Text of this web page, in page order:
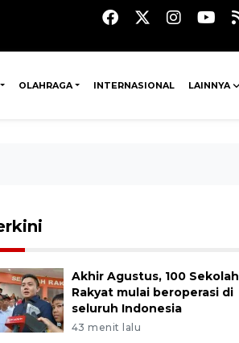
OLAHRAGA INTERNASIONAL LAINNYA
Akhir Agustus, 100 Sekolah
Rakyat mulai beroperasi di
seluruh Indonesia
43 menit lalu